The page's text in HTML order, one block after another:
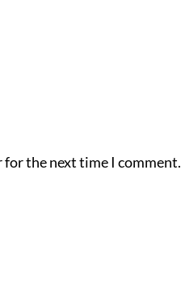
for the next time I comment.